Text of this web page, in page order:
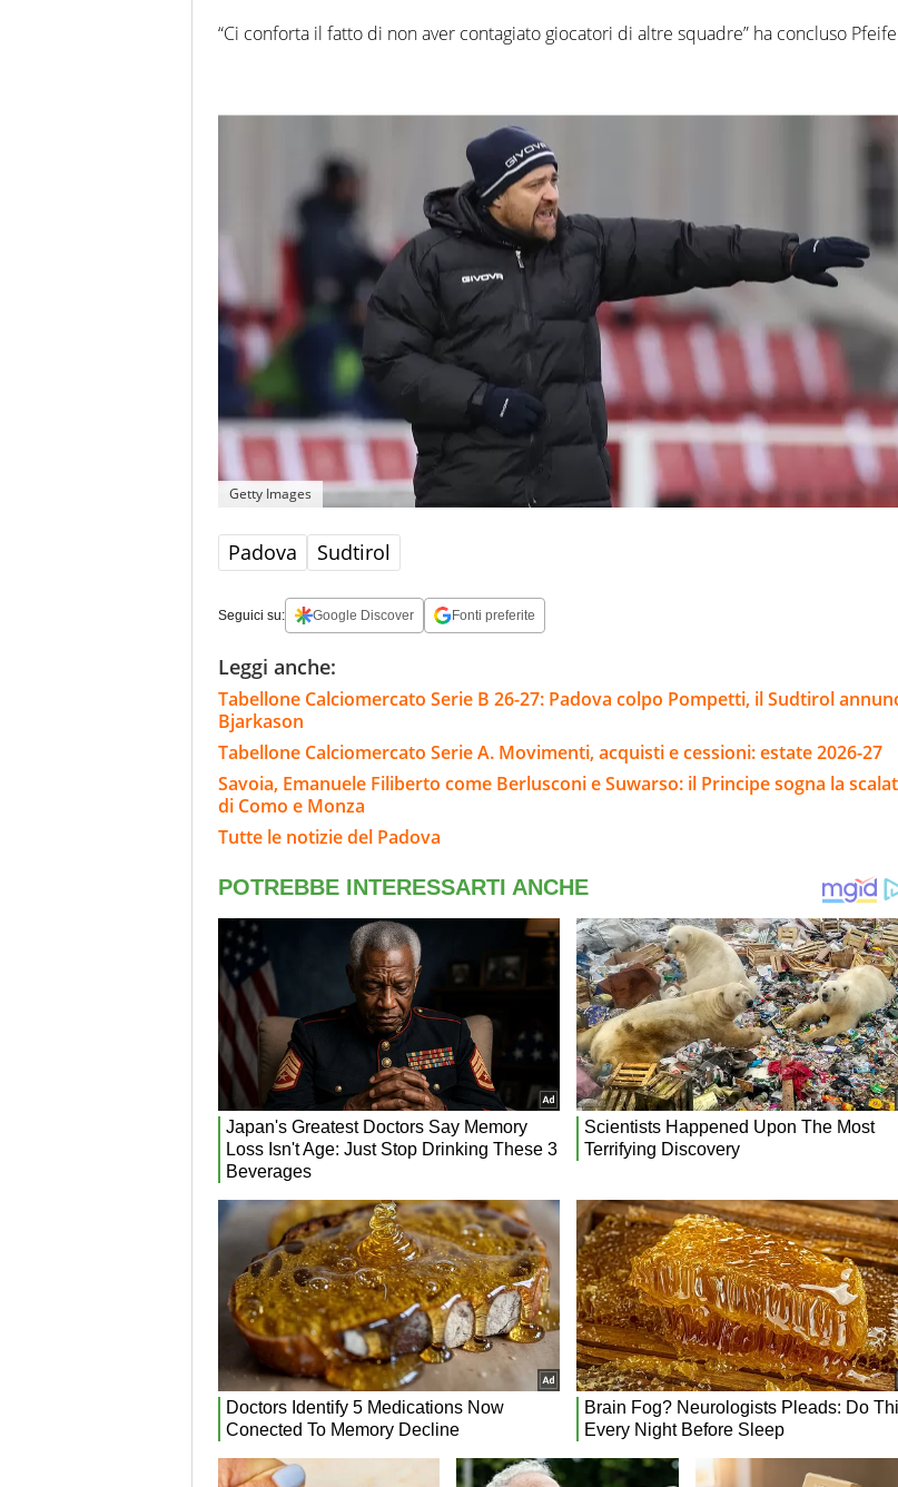
“Ci conforta il fatto di non aver contagiato giocatori di altre squadre” ha concluso
Getty Images
Padova Sudtirol
Seguici su: Google Discover Fonti preferite
Leggi anche:
Tabellone Calciomercato Serie B 26-27: Padova colpo Pompetti, il Sudtirol
Bjarkason
Tabellone Calciomercato Serie A. Movimenti, acquisti e cessioni: estate 2026-27
Savoia, Emanuele Filiberto come Berlusconi e Suwarso: il Principe sogna la
di Como e Monza
Tutte le notizie del Padova